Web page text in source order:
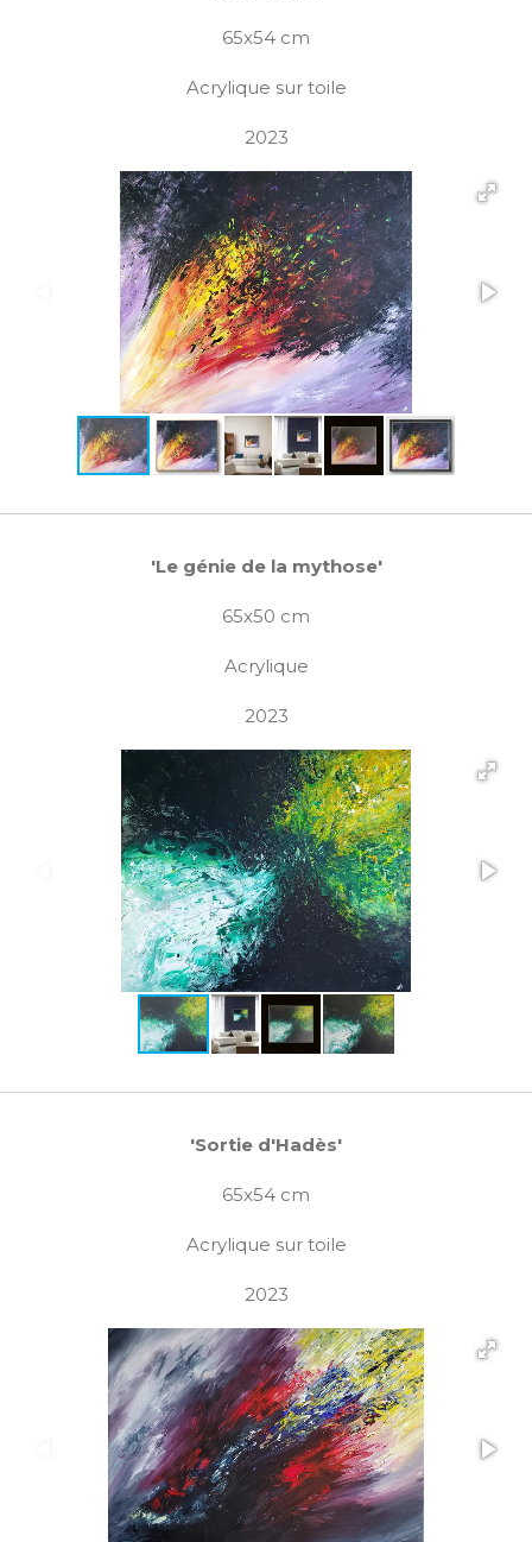
65x54 cm
Acrylique sur toile
2023
'Le génie de la mythose'
65x50 cm
Acrylique
2023
'Sortie d'Hadès'
65x54 cm
Acrylique sur toile
2023